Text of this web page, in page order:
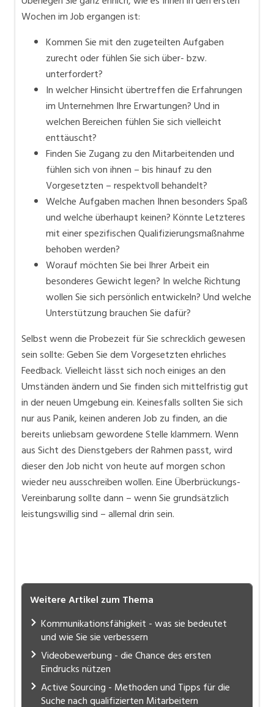
Wochen im Job ergangen ist:
Kommen Sie mit den zugeteilten Aufgaben
zurecht oder fühlen Sie sich über- bzw.
unterfordert?
In welcher Hinsicht übertreffen die Erfahrungen
im Unternehmen Ihre Erwartungen? Und in
welchen Bereichen fühlen Sie sich vielleicht
enttäuscht?
Finden Sie Zugang zu den Mitarbeitenden und
fühlen sich von ihnen – bis hinauf zu den
Vorgesetzten – respektvoll behandelt?
Welche Aufgaben machen Ihnen besonders Spaß
und welche überhaupt keinen? Könnte Letzteres
mit einer spezifischen Qualifizierungsmaßnahme
behoben werden?
Worauf möchten Sie bei Ihrer Arbeit ein
besonderes Gewicht legen? In welche Richtung
wollen Sie sich persönlich entwickeln? Und welche
Unterstützung brauchen Sie dafür?
Selbst wenn die Probezeit für Sie schrecklich gewesen
sein sollte: Geben Sie dem Vorgesetzten ehrliches
Feedback. Vielleicht lässt sich noch einiges an den
Umständen ändern und Sie finden sich mittelfristig gut
in der neuen Umgebung ein. Keinesfalls sollten Sie sich
nur aus Panik, keinen anderen Job zu finden, an die
bereits unliebsam gewordene Stelle klammern. Wenn
aus Sicht des Dienstgebers der Rahmen passt, wird
dieser den Job nicht von heute auf morgen schon
wieder neu ausschreiben wollen. Eine Überbrückungs-
Vereinbarung sollte dann – wenn Sie grundsätzlich
leistungswillig sind – allemal drin sein.
Weitere Artikel zum Thema
Kommunikationsfähigkeit - was sie bedeutet
und wie Sie sie verbessern
Videobewerbung - die Chance des ersten
Eindrucks nützen
Active Sourcing - Methoden und Tipps für die
Suche nach qualifizierten Mitarbeitern